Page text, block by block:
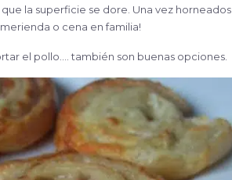
la superficie se dore. Una vez horneados
o cena en familia!
el pollo…. también son buenas opciones.